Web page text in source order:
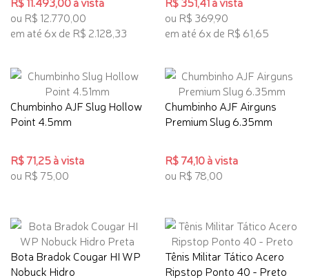
ou R$ 12.770,00
em até 6x de R$ 2.128,33
ou R$ 369,90
em até 6x de R$ 61,65
Chumbinho AJF Slug Hollow
Point 4.5mm
R$ 71,25 à vista
ou R$ 75,00
Chumbinho AJF Airguns
Premium Slug 6.35mm
R$ 74,10 à vista
ou R$ 78,00
Bota Bradok Cougar HI WP
Nobuck Hidro
Tênis Militar Tático Acero
Ripstop Ponto 40 - Preto